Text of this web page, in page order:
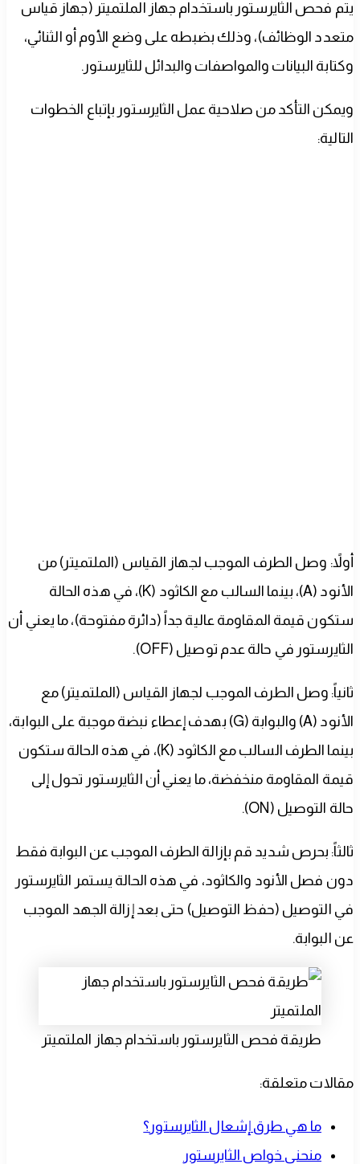
يتم فحص الثايرستور باستخدام جهاز الملتميتر (جهاز قياس
متعدد الوظائف)، وذلك بضبطه على وضع الأوم أو الثنائي،
وكتابة البيانات والمواصفات والبدائل للثايرستور.
ويمكن التأكد من صلاحية عمل الثايرستور بإتباع الخطوات
التالية:
أولاً: وصل الطرف الموجب لجهاز القياس (الملتميتر) من
الأنود (A)، بينما السالب مع الكاثود (K)، في هذه الحالة
ستكون قيمة المقاومة عالية جداً (دائرة مفتوحة)، ما يعني أن
الثايرستور في حالة عدم توصيل (OFF).
ثانياً: وصل الطرف الموجب لجهاز القياس (الملتميتر) مع
الأنود (A) والبوابة (G) بهدف إعطاء نبضة موجبة على البوابة،
بينما الطرف السالب مع الكاثود (K)، في هذه الحالة ستكون
قيمة المقاومة منخفضة، ما يعني أن الثايرستور تحول إلى
حالة التوصيل (ON).
ثالثاً: بحرص شديد قم بإزالة الطرف الموجب عن البوابة فقط
دون فصل الأنود والكاثود، في هذه الحالة يستمر الثايرستور
في التوصيل (حفظ التوصيل) حتى بعد إزالة الجهد الموجب
عن البوابة.
طريقة فحص الثايرستور باستخدام جهاز الملتميتر
مقالات متعلقة:
ما هي طرق إشعال الثايرستور؟
منحنى خواص الثايرستور